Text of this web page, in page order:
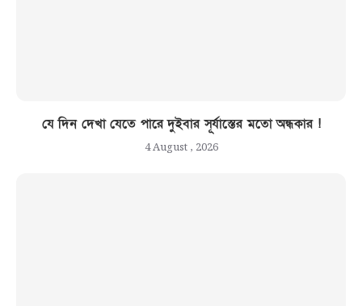
যে দিন দেখা যেতে পারে দুইবার সূর্যাস্তের মতো অন্ধকার !
4 August , 2026